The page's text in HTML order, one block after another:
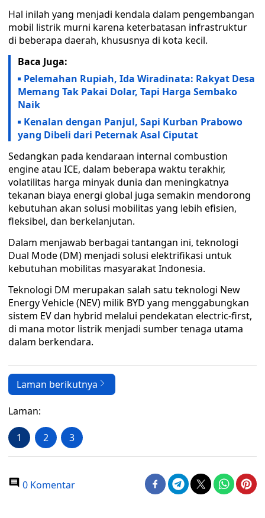
Hal inilah yang menjadi kendala dalam pengembangan
mobil listrik murni karena keterbatasan infrastruktur
di beberapa daerah, khususnya di kota kecil.
Baca Juga:
Pelemahan Rupiah, Ida Wiradinata: Rakyat Desa
Memang Tak Pakai Dolar, Tapi Harga Sembako
Naik
Kenalan dengan Panjul, Sapi Kurban Prabowo
yang Dibeli dari Peternak Asal Ciputat
Sedangkan pada kendaraan internal combustion
engine atau ICE, dalam beberapa waktu terakhir,
volatilitas harga minyak dunia dan meningkatnya
tekanan biaya energi global juga semakin mendorong
kebutuhan akan solusi mobilitas yang lebih efisien,
fleksibel, dan berkelanjutan.
Dalam menjawab berbagai tantangan ini, teknologi
Dual Mode (DM) menjadi solusi elektrifikasi untuk
kebutuhan mobilitas masyarakat Indonesia.
Teknologi DM merupakan salah satu teknologi New
Energy Vehicle (NEV) milik BYD yang menggabungkan
sistem EV dan hybrid melalui pendekatan electric-first,
di mana motor listrik menjadi sumber tenaga utama
dalam berkendara.
Laman berikutnya
Laman:
1 2 3
0 Komentar